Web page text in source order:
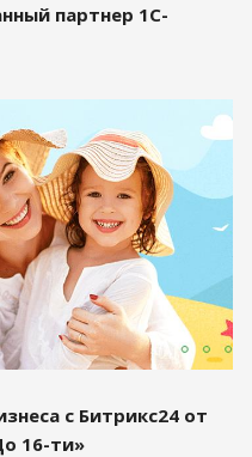
партнер 1С-
с Битрикс24 от
16-ти»